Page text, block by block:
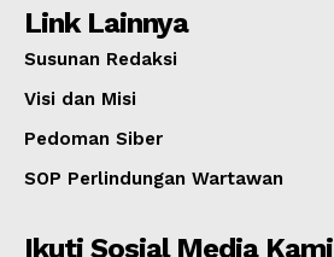
Link Lainnya
Susunan Redaksi
Visi dan Misi
Pedoman Siber
SOP Perlindungan Wartawan
Ikuti Sosial Media Kami